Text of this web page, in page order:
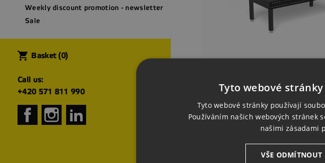
Weekly discount promotion - newsletter
Sale
shopping_cart Basket (0)
Call us:
+420 571 811 990
FacebookInstagram
2400x1200x200, Plasma
Standard...
Price
CZK134,362.00
 Add to
 Quick view
Tyto webové
Tyto webové stránky používají
Používáním našich webových stránek
našimi zásadami
VŠE ODMÍTNOUT